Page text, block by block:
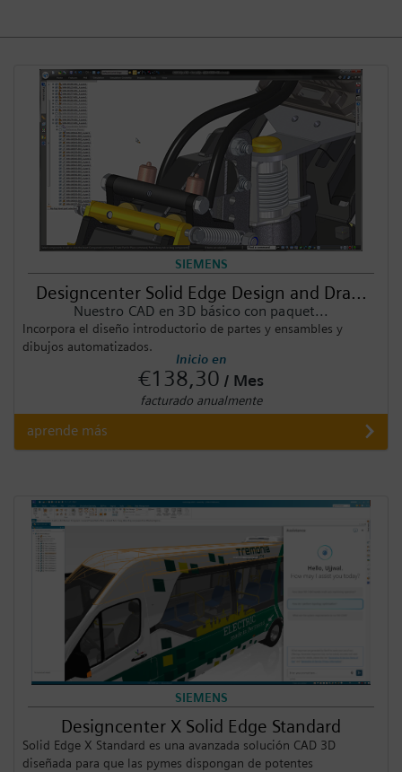
SIEMENS
Designcenter Solid Edge Design and Dra...
Nuestro CAD en 3D básico con paquet...
Incorpora el diseño introductorio de partes y ensambles y
dibujos automatizados.
Inicio en
€138,30 / Mes
facturado anualmente
aprende más
SIEMENS
Designcenter X Solid Edge Standard
Solid Edge X Standard es una avanzada solución CAD 3D
diseñada para que las pymes dispongan de potentes